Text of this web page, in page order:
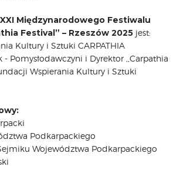
Międzynarodowego Festiwalu
Festival” – Rzeszów 2025 jest:
Kultury i Sztuki CARPATHIA
- Pomysłodawczyni i Dyrektor ,,Carpathia
Wspierania Kultury i Sztuki
Podkarpackiego
Województwa Podkarpackiego